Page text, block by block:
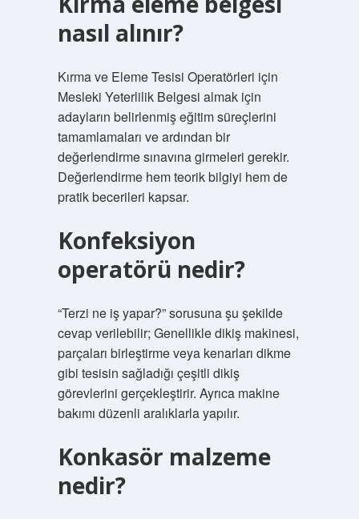
nasıl alınır?
Kırma ve Eleme Tesisi Operatörleri için
Mesleki Yeterlilik Belgesi almak için
adayların belirlenmiş eğitim süreçlerini
tamamlamaları ve ardından bir
değerlendirme sınavına girmeleri gerekir.
Değerlendirme hem teorik bilgiyi hem de
pratik becerileri kapsar.
Konfeksiyon
operatörü nedir?
“Terzi ne iş yapar?” sorusuna şu şekilde
cevap verilebilir; Genellikle dikiş makinesi,
parçaları birleştirme veya kenarları dikme
gibi tesisin sağladığı çeşitli dikiş
görevlerini gerçekleştirir. Ayrıca makine
bakımı düzenli aralıklarla yapılır.
Konkasör malzeme
nedir?